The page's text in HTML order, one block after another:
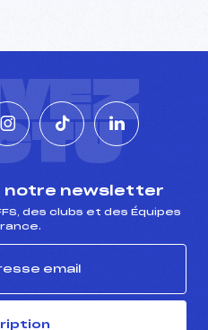
notre newsletter
des clubs et des Équipes